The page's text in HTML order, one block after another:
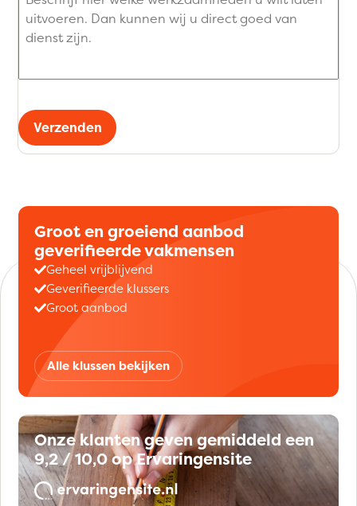
Verzenden
Groot en groeiend aanbod
geverifieerde vakmensen
Geheel vrijblijvend
Geverifieerde klussers
Groot aanbod
Alle klussen bekijken
Onze klanten geven gemiddeld een
9,2 / 10,0 op Ervaringensite